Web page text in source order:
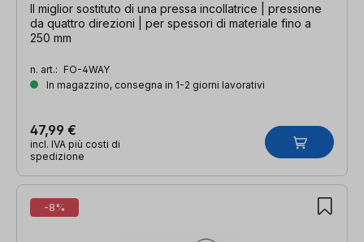
Il miglior sostituto di una pressa incollatrice | pressione
da quattro direzioni | per spessori di materiale fino a
250 mm
n. art.: FO-4WAY
In magazzino, consegna in 1-2 giorni lavorativi
47,99 €
incl. IVA più costi di
spedizione
-8%